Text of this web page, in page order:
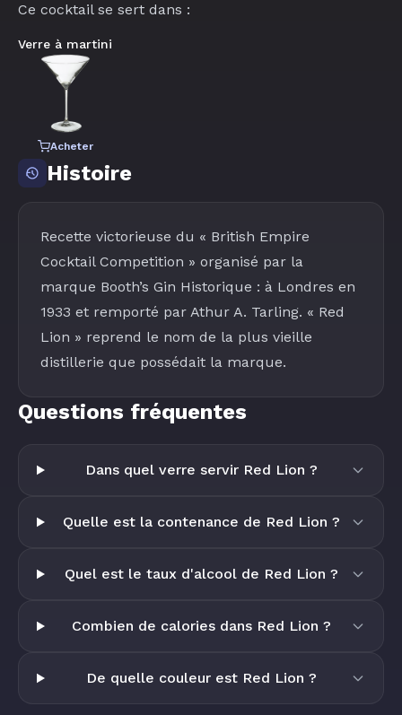
Ce cocktail se sert dans :
Verre à martini
Acheter
Histoire
Recette victorieuse du « British Empire
Cocktail Competition » organisé par la
marque Booth’s Gin Historique : à Londres en
1933 et remporté par Athur A. Tarling. « Red
Lion » reprend le nom de la plus vieille
distillerie que possédait la marque.
Questions fréquentes
Dans quel verre servir Red Lion ?
Quelle est la contenance de Red Lion ?
Quel est le taux d'alcool de Red Lion ?
Combien de calories dans Red Lion ?
De quelle couleur est Red Lion ?